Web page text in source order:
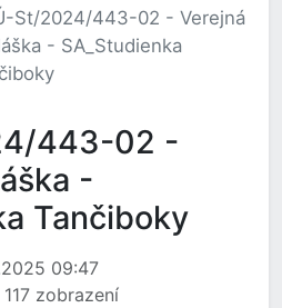
St/2024/443-02 - Verejná
- SA_Studienka
443-02 -
-
Tančiboky
09:47
117 zobrazení